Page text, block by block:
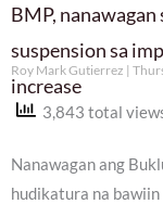
BMP, nanawagan
suspension sa
increase
Roy Mark Gutierrez
3,843 total
Nanawagan ang
hudikatura na